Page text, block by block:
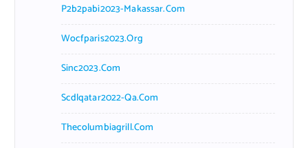
P2b2pabi2023-Makassar.com
Wocfparis2023.org
Sinc2023.com
Scdlqatar2022-Qa.com
Thecolumbiagrill.com